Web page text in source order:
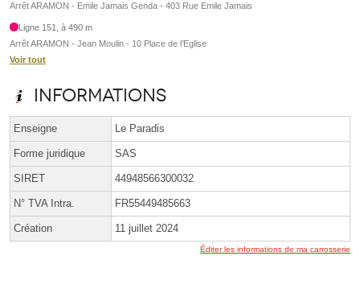
Arrêt ARAMON - Emile Jamais Genda - 403 Rue Emile Jamais
Ligne 151, à 490 m
Arrêt ARAMON - Jean Moulin - 10 Place de l’Eglise
Voir tout
Informations
Enseigne Le Paradis
Forme juridique SAS
SIRET 44948566300032
N° TVA Intra. FR55449485663
Création 11 juillet 2024
Éditer les informations de ma carrosserie